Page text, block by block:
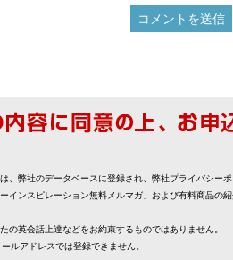
、弊社のデータベースに登録され、弊社プライバシー
インスピレーション無料メルマガ」および有料商品の
の英会話上達などをお約束するものではありません。
ルアドレスでは登録できません。